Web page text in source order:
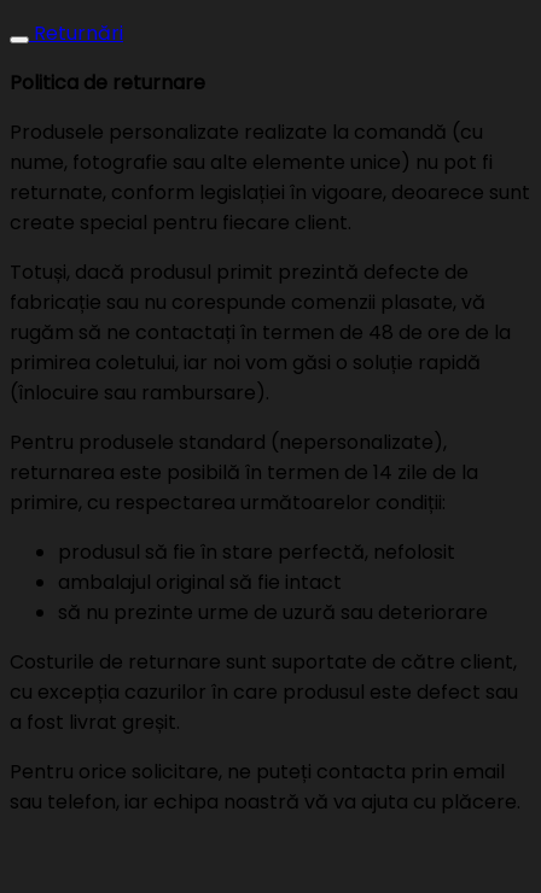
Returnări
Politica de returnare
Produsele personalizate realizate la comandă (cu
nume, fotografie sau alte elemente unice) nu pot fi
returnate, conform legislației în vigoare, deoarece sunt
create special pentru fiecare client.
Totuși, dacă produsul primit prezintă defecte de
fabricație sau nu corespunde comenzii plasate, vă
rugăm să ne contactați în termen de 48 de ore de la
primirea coletului, iar noi vom găsi o soluție rapidă
(înlocuire sau rambursare).
Pentru produsele standard (nepersonalizate),
returnarea este posibilă în termen de 14 zile de la
primire, cu respectarea următoarelor condiții:
produsul să fie în stare perfectă, nefolosit
ambalajul original să fie intact
să nu prezinte urme de uzură sau deteriorare
Costurile de returnare sunt suportate de către client,
cu excepția cazurilor în care produsul este defect sau
a fost livrat greșit.
Pentru orice solicitare, ne puteți contacta prin email
sau telefon, iar echipa noastră vă va ajuta cu plăcere.